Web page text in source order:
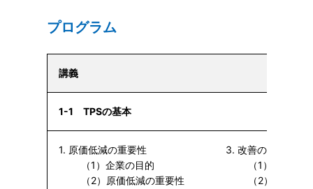
プログラム
講義
1-1 TPSの基本
1. 原価低減の重要性
（1）企業の目的
（2）原価低減の重要性
3. 改善の考え方
（1）作業改善
（2）改善の目